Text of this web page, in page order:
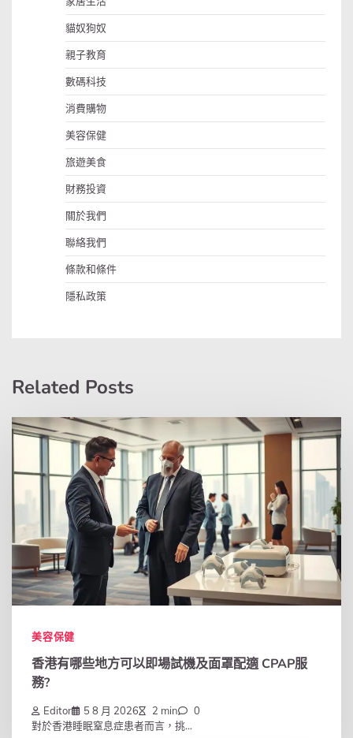
貓奴狗奴
親子教育
數碼科技
消費購物
美容保健
旅遊美食
財務投資
關於我們
聯絡我們
條款和條件
隱私政策
Related Posts
美容保健
香港有哪些地方可以即場試機及面罩配適 CPAP服
務?
Editor 5 8 月 2026 2 min
0
對於香港睡眠窒息症患者而言，挑...